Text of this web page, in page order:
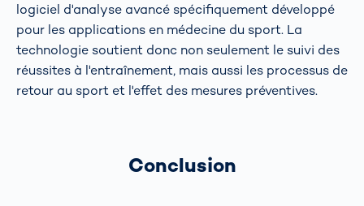
logiciel d'analyse avancé spécifiquement développé
pour les applications en médecine du sport. La
technologie soutient donc non seulement le suivi des
réussites à l'entraînement, mais aussi les processus de
retour au sport et l'effet des mesures préventives.
Conclusion